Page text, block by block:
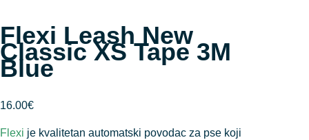
Flexi Leash New
Classic XS Tape 3M
Blue
16.00€
Flexi je kvalitetan automatski povodac za pse koji